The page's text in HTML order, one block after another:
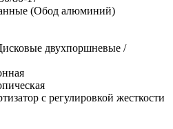
(Обод алюминий)
двухпоршневые /
с регулировкой жесткости